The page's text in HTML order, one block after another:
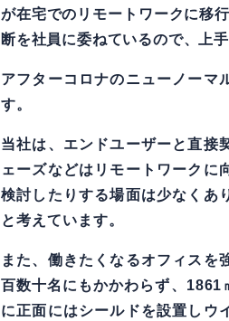
が在宅でのリモートワークに移
断を社員に委ねているので、上
アフターコロナのニューノーマ
す。
当社は、エンドユーザーと直接
ェーズなどはリモートワークに
検討したりする場面は少なくあ
と考えています。
また、働きたくなるオフィスを
百数十名にもかかわらず、
に正面にはシールドを設置しウ